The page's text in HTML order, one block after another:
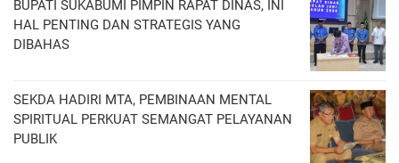
BUPATI SUKABUMI PIMPIN RAPAT DINAS, INI
HAL PENTING DAN STRATEGIS YANG
DIBAHAS
SEKDA HADIRI MTA, PEMBINAAN MENTAL
SPIRITUAL PERKUAT SEMANGAT PELAYANAN
PUBLIK